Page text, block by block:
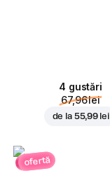
4 gustări
67,96 lei
de la 55,99 lei
ofertă